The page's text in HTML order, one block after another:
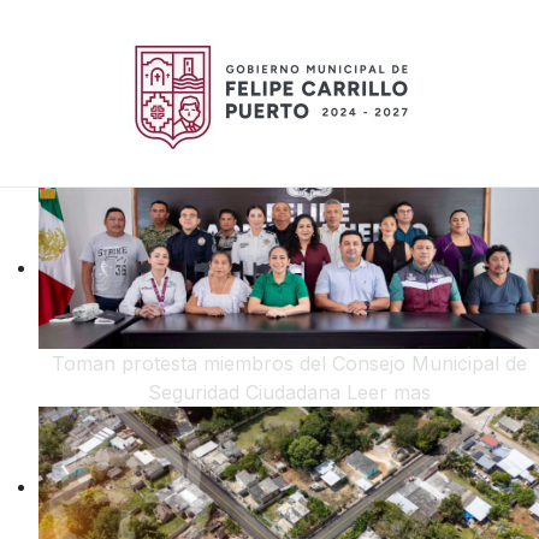
Toman protesta miembros del Consejo Municipal de
Seguridad Ciudadana Leer mas